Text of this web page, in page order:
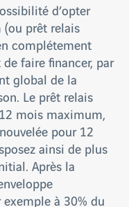
d’opter
(ou prêt relais
complétement
faire financer, par
global de la
Le prêt relais
mois maximum,
pour 12
ainsi de plus
Après la
à 30% du